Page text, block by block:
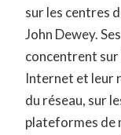
sur les centres
John Dewey.
concentrent sur
Internet et leur
du réseau, sur
plateformes de